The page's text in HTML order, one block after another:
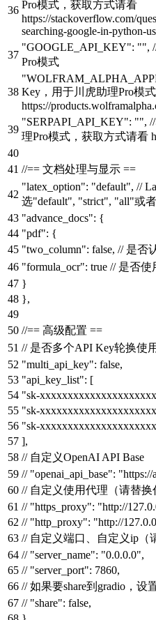
Pro模式，获取方式请看
https://stackoverflow.com/
searching-google-in-python-
"GOOGLE_API_KEY": "",
Pro模式
Key，用于川虎助理Pro模
https://
"SERPAPI_API_KEY": "",
理Pro模式，获取方式请看
//== 文档处理与显示 ==
"latex_option": "default", //
选"default", "strict", "all"或
"advance_docs": {
"pdf": {
"two_column": false, // 是否
"formula_ocr": true // 是否使
}
},
//== 高级配置 ==
// 是否多个API Key轮换使用
"multi_api_key": false,
"api_key_list": [
"sk-
"sk-
"sk-
],
// 自定义OpenAI API Base
// "openai_api_base": "https://
// 自定义使用代理（请替换
// "https_proxy": "http://
// "http_proxy": "http://
// 自定义端口、自定义ip（
// "server_name": "0.0.0.0",
// "server_port": 7860,
// 如果要share到gradio，设
// "share": false,